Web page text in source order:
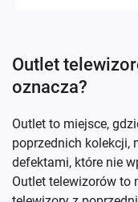
Outlet
oznacza?
Outlet to miejsce,
poprzednich kolekcji,
defektami, które nie
Outlet telewizorów to